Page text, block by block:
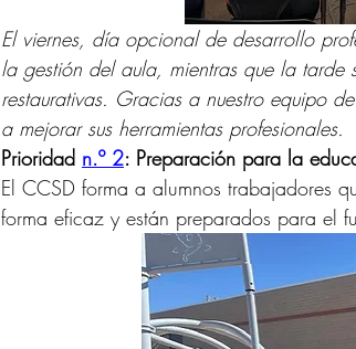
El viernes, día opcional de desarrollo
la gestión del aula, mientras que la
restaurativas. Gracias a nuestro equipo
a mejorar sus herramientas profesionales.
Prioridad n.º 2: Preparación para la
El CCSD forma a alumnos trabajadores
forma eficaz y están preparados para el